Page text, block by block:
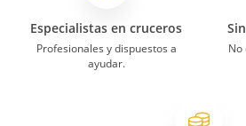
Especialistas en cruceros
Profesionales y dispuestos a
ayudar.
No